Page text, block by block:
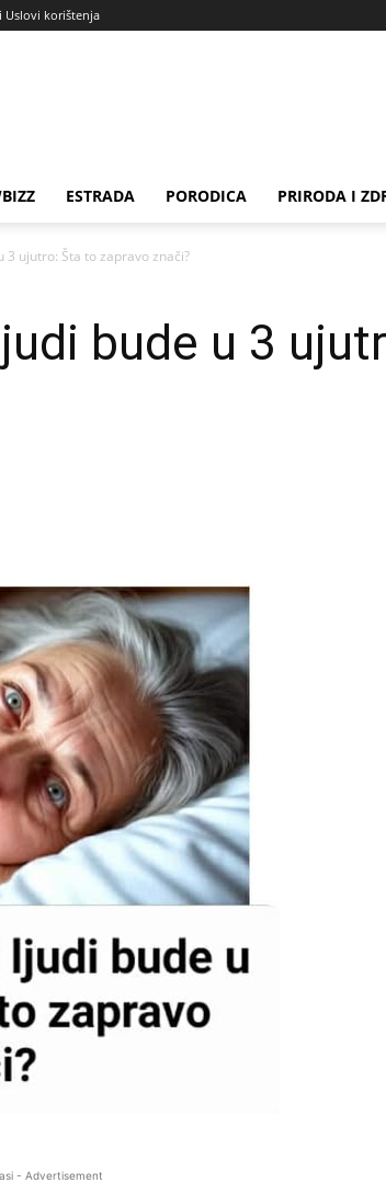
Uslovi korištenja
ESTRADA PORODICA PRIRODA I
ujutro: Šta to zapravo znači?
bude u 3
- Advertisement